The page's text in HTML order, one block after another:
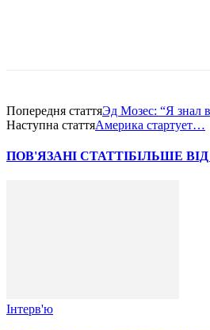
Попередня статтяЭд Мозес: “Я знал
Наступна статтяАмерика стартует…
ПОВ'ЯЗАНІ СТАТТІБІЛЬШЕ
Інтерв'ю